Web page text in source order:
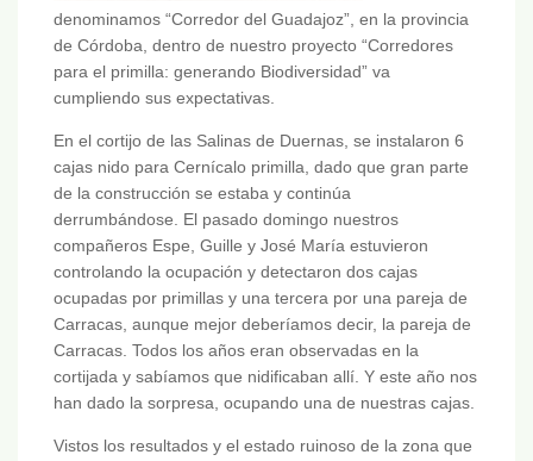
denominamos “Corredor del Guadajoz”, en la provincia
de Córdoba, dentro de nuestro proyecto “Corredores
para el primilla: generando Biodiversidad” va
cumpliendo sus expectativas.
En el cortijo de las Salinas de Duernas, se instalaron 6
cajas nido para Cernícalo primilla, dado que gran parte
de la construcción se estaba y continúa
derrumbándose. El pasado domingo nuestros
compañeros Espe, Guille y José María estuvieron
controlando la ocupación y detectaron dos cajas
ocupadas por primillas y una tercera por una pareja de
Carracas, aunque mejor deberíamos decir, la pareja de
Carracas. Todos los años eran observadas en la
cortijada y sabíamos que nidificaban allí. Y este año nos
han dado la sorpresa, ocupando una de nuestras cajas.
Vistos los resultados y el estado ruinoso de la zona que